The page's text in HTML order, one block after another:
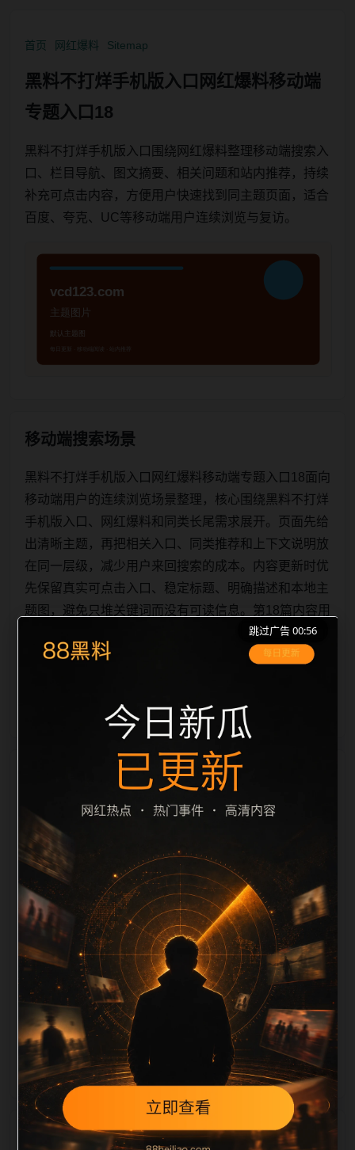
首页 网红爆料 Sitemap
黑料不打烊手机版入口网红爆料移动端
专题入口18
黑料不打烊手机版入口围绕网红爆料整理移动端搜索入
口、栏目导航、图文摘要、相关问题和站内推荐，持续
补充可点击内容，方便用户快速找到同主题页面，适合
百度、夸克、UC等移动端用户连续浏览与复访。
移动端搜索场景
黑料不打烊手机版入口网红爆料移动端专题入口18面向
移动端用户的连续浏览场景整理，核心围绕黑料不打烊
手机版入口、网红爆料和同类长尾需求展开。页面先给
出清晰主题，再把相关入口、同类推荐和上下文说明放
在同一层级，减少用户来回搜索的成本。内容更新时优
先保留真实可点击入口、稳定标题、明确描述和本地主
题图，避免只堆关键词而没有可读信息。第18篇内容用
于补齐栏目深度，同时帮助 sitemap、栏目页、首页推
荐形成更自然的内链关系。图片说明统一绑定站点主关
之间识别一致主题。后续每日采集时，建议继续执行远
程图片本地化、坏图默认图兜底、标题去重和
description 长度过滤。如果同一主题下有多个相近页
面，应通过不同角度补充事件背景、访问场景、相关问
题或专题入口，降低站群页面之间的重复感。页面底部
保留同类推荐、上一篇下一篇和 sitemap 入口，保证重
要页面点击深度尽量控制在三次以内。正文维护时可按
用户搜索路径补充三类信息：入口是否稳定、同栏目还
有哪些可继续阅读、移动端打开时图片和摘要是否一
致。每次新增内容后同步检查标题、description、
canonical、主题图、alt、title和推荐链接，确保页面既
能被搜索引擎理解，也能让真实
相关问题与推荐
跳过广告 00:56